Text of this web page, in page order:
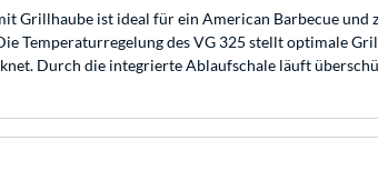
Grillhaube ist ideal für ein American Barbecue
Temperaturregelung des VG 325 stellt optimale
Durch die integrierte Ablaufschale läuft